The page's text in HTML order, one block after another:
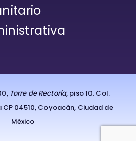
Torre de Rectoría, piso 10. Col.
04510, Coyoacán, Ciudad de
México